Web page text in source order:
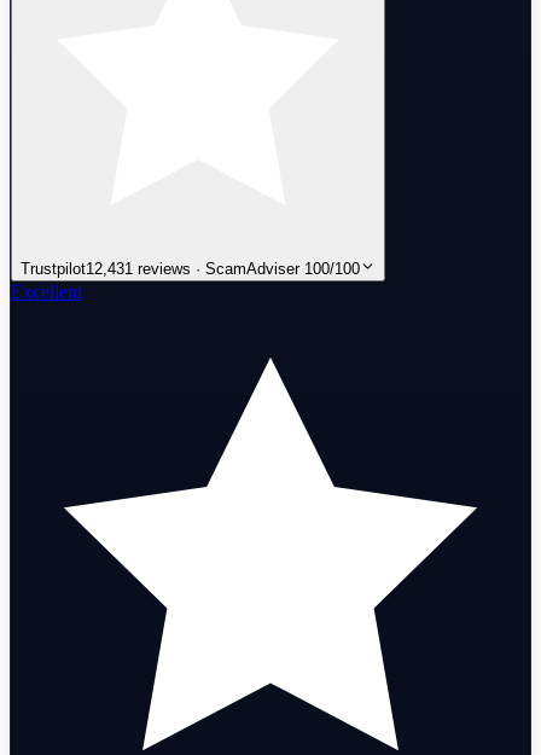
Trustpilot12,431 reviews · ScamAdviser 100/100
Excellent